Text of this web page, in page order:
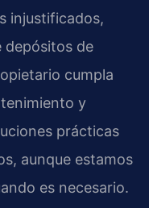
injustificados,
depósitos de
cumpla
y
prácticas
aunque estamos
es necesario.